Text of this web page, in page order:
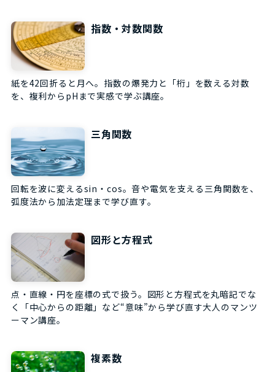
指数・対数関数
紙を42回折ると月へ。指数の爆発力と「桁」を数える対数
を、複利からpHまで実感で学ぶ講座。
三角関数
回転を波に変えるsin・cos。音や電気を支える三角関数を、
弧度法から加法定理まで学び直す。
図形と方程式
点・直線・円を座標の式で扱う。図形と方程式を丸暗記でな
く「中心からの距離」など“意味”から学び直す大人のマンツ
ーマン講座。
複素数